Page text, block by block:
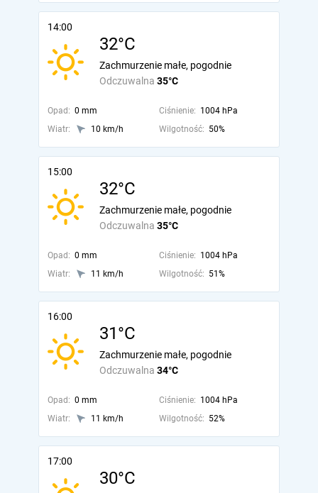
14:00
32°C
Odczuwalna 35°C
Zachmurzenie małe, pogodnie
Opad: 0 mm Ciśnienie: 1004 hPa
Wiatr:
10 km/h Wilgotność: 50%
15:00
32°C
Odczuwalna 35°C
Zachmurzenie małe, pogodnie
Opad: 0 mm Ciśnienie: 1004 hPa
Wiatr:
11 km/h Wilgotność: 51%
16:00
31°C
Odczuwalna 34°C
Zachmurzenie małe, pogodnie
Opad: 0 mm Ciśnienie: 1004 hPa
Wiatr:
11 km/h Wilgotność: 52%
17:00
30°C